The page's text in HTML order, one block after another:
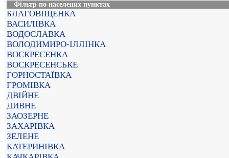
Фільтр по населених пунктах
БЛАГОВІЩЕНКА
ВАСИЛІВКА
ВОДОСЛАВКА
ВОЛОДИМИРО-ІЛЛІНКА
ВОСКРЕСЕНКА
ВОСКРЕСЕНСЬКЕ
ГОРНОСТАЇВКА
ГРОМІВКА
ДВІЙНЕ
ДИВНЕ
ЗАОЗЕРНЕ
ЗАХАРІВКА
ЗЕЛЕНЕ
КАТЕРИНІВКА